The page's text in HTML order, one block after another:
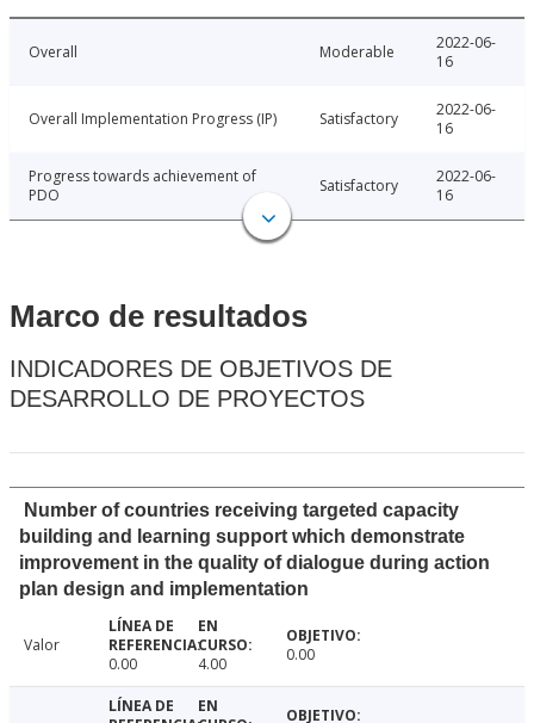
Overall Moderable
2022-06-
16
Overall Implementation Progress (IP) Satisfactory
2022-06-
16
Progress towards achievement of
PDO
Satisfactory
2022-06-
16
Marco de resultados
INDICADORES DE OBJETIVOS DE
DESARROLLO DE PROYECTOS
Number of countries receiving targeted capacity
building and learning support which demonstrate
improvement in the quality of dialogue during action
plan design and implementation
Valor
0.00
4.00 0.00